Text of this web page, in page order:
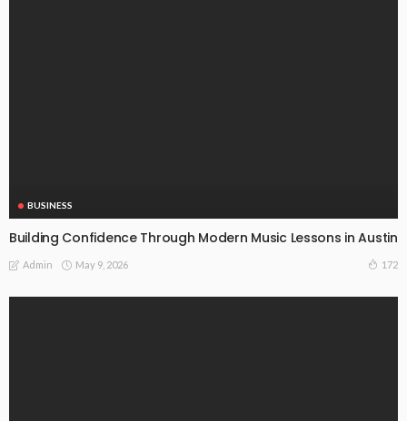
BUSINESS
Building Confidence Through Modern Music Lessons in Austin
Admin May 9, 2026 172